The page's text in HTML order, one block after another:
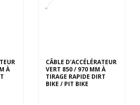
À
CÂBLE D'ACCÉLÉRATEUR
VERT 850 / 970 MM À
TIRAGE RAPIDE DIRT
BIKE / PIT BIKE